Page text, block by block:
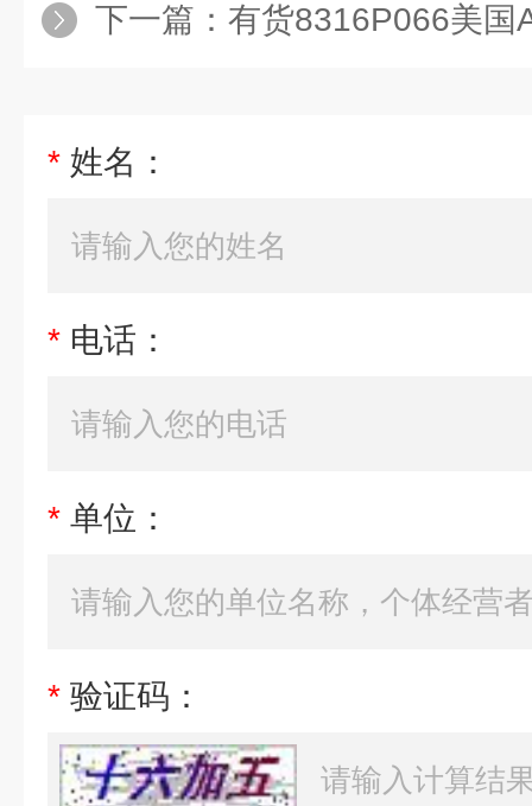
下一篇： 有货8316P066美国
* 姓名：
* 电话：
* 单位：
* 验证码：